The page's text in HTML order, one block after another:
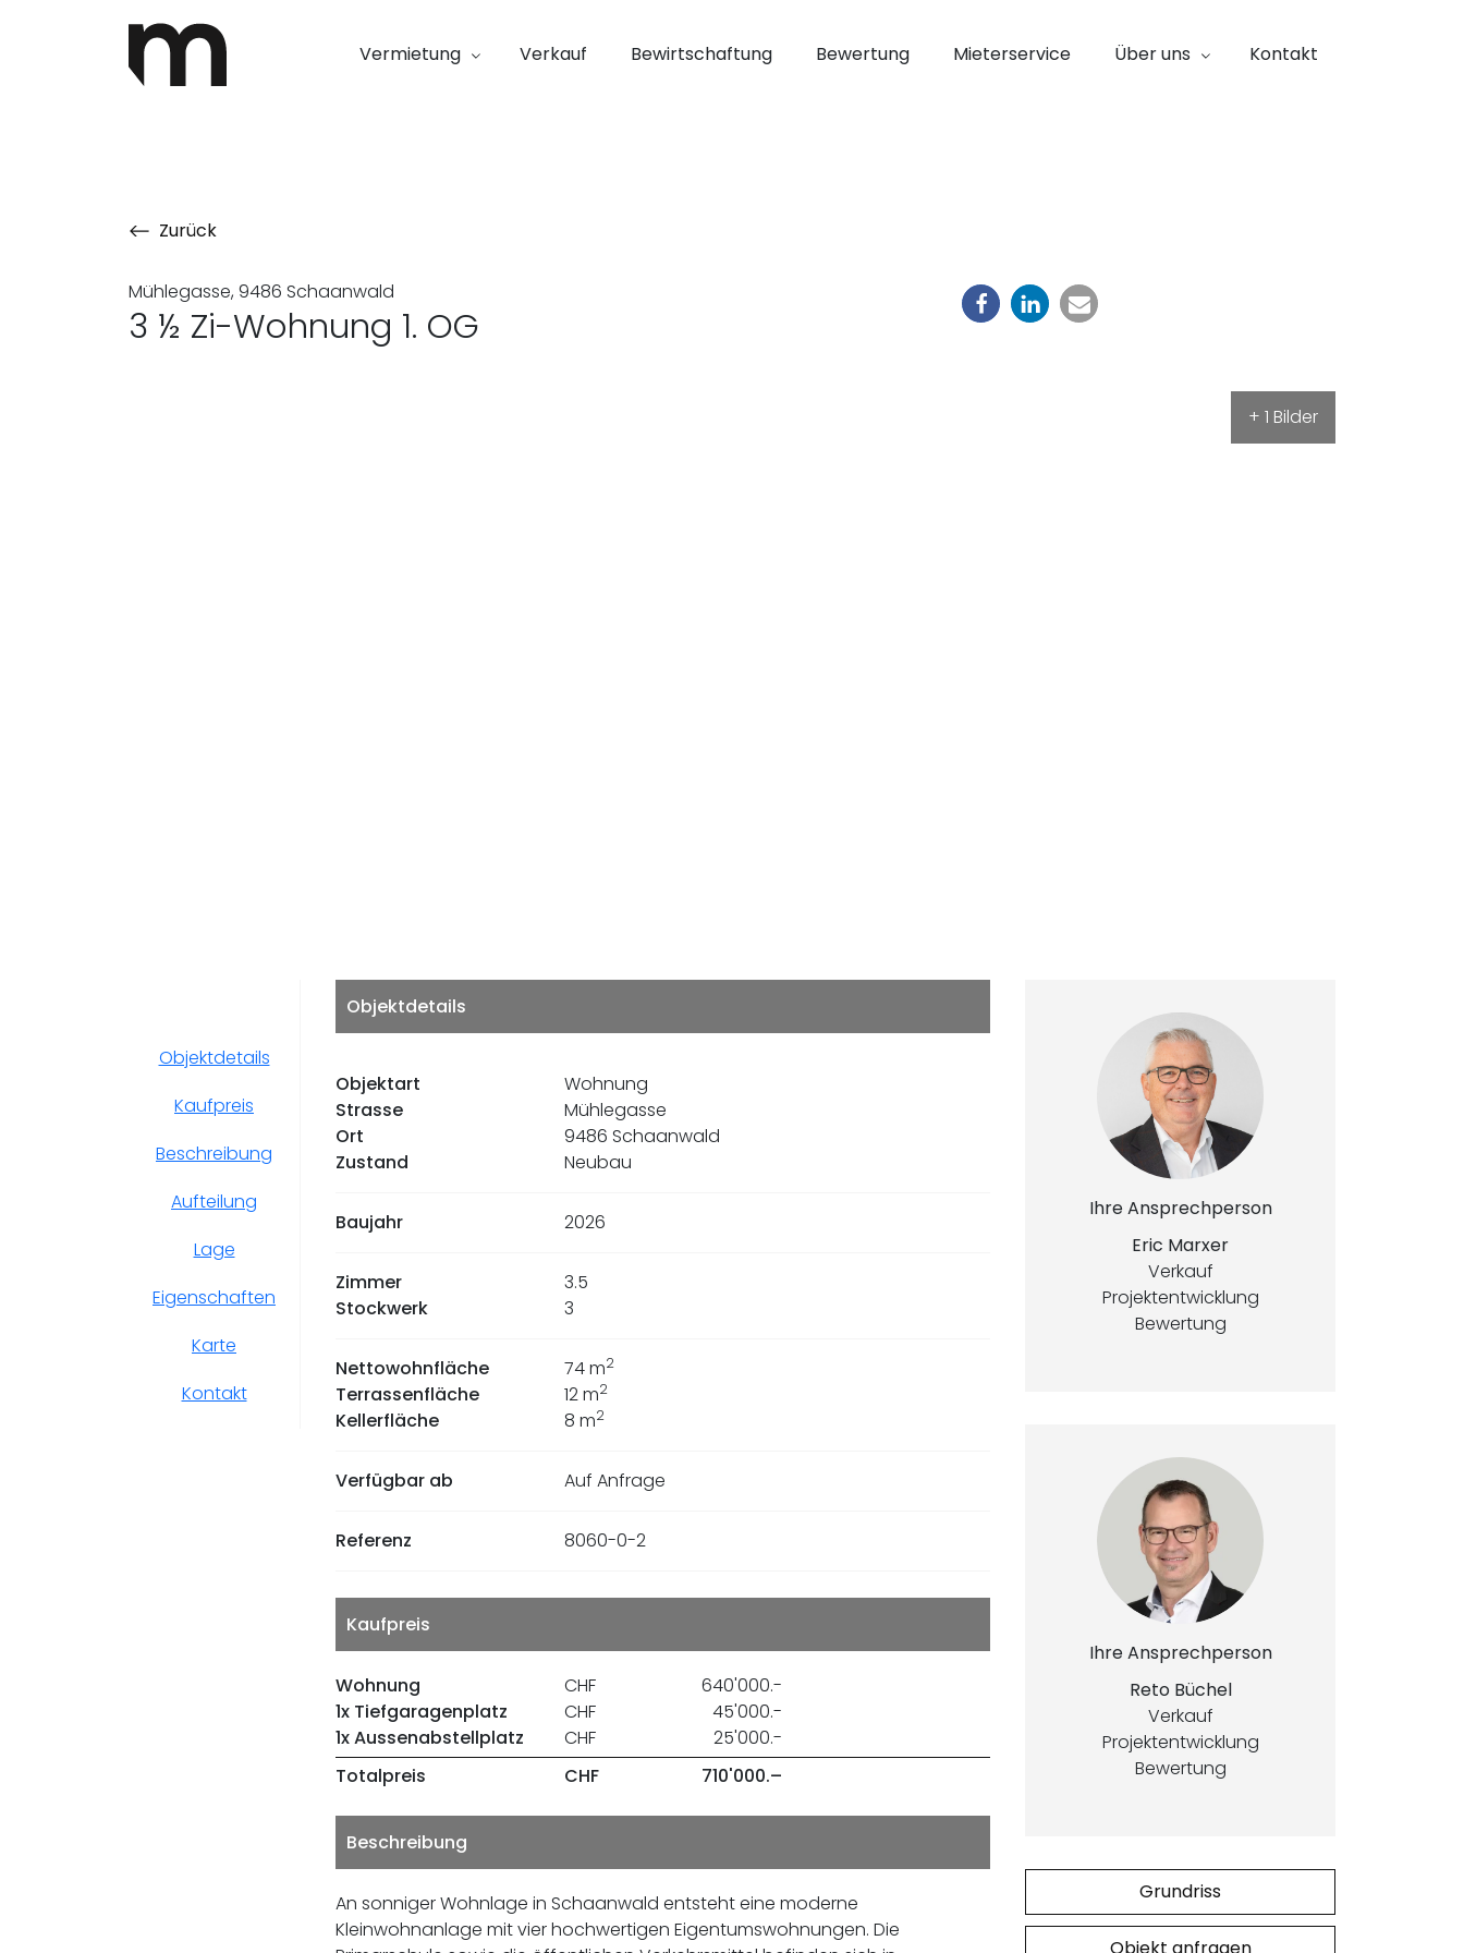
Vermietung Verkauf Bewirtschaftung Bewertung Mieterservice Über uns Kontakt
Zurück
Mühlegasse, 9486 Schaanwald
3 ½ Zi-Wohnung 1. OG
+ 1 Bilder
Objektdetails
Kaufpreis
Beschreibung
Aufteilung
Lage
Eigenschaften
Karte
Kontakt
Objektdetails
Objektart
Wohnung
Strasse
Mühlegasse
Ort
9486 Schaanwald
Zustand
Neubau
Baujahr 2026
Zimmer
3.5
Stockwerk
3
Nettowohnfläche 74m2
Terrassenfläche 12m2
Kellerfläche 8 m2
Verfügbar ab Auf Anfrage
Referenz 8060-0-2
Kaufpreis
Wohnung CHF
640'000.-
1x Tiefgaragenplatz
CHF
45'000.-
1x Aussenabstellplatz
CHF
25'000.-
Totalpreis
CHF 710'000.–
Beschreibung
An sonniger Wohnlage in Schaanwald entsteht eine moderne
Kleinwohnanlage mit vier hochwertigen Eigentumswohnungen. Die
Ihre Ansprechperson
Eric Marxer
Verkauf
Projektentwicklung
Bewertung
Ihre Ansprechperson
Reto Büchel
Verkauf
Projektentwicklung
Bewertung
Grundriss
Objekt anfragen